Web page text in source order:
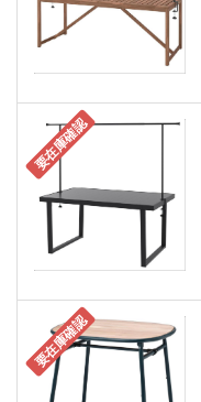
要在庫確認
要在庫確認